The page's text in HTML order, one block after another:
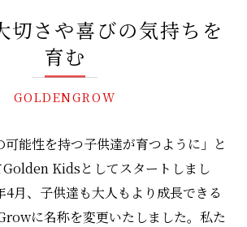
切さや喜びの気持ちを
育む
GOLDENGROW
可能性を持つ子供達が育つように」と
Golden Kidsとしてスタートしまし
4月、子供達も大人もより成長できる
に名称を変更いたしました。私た